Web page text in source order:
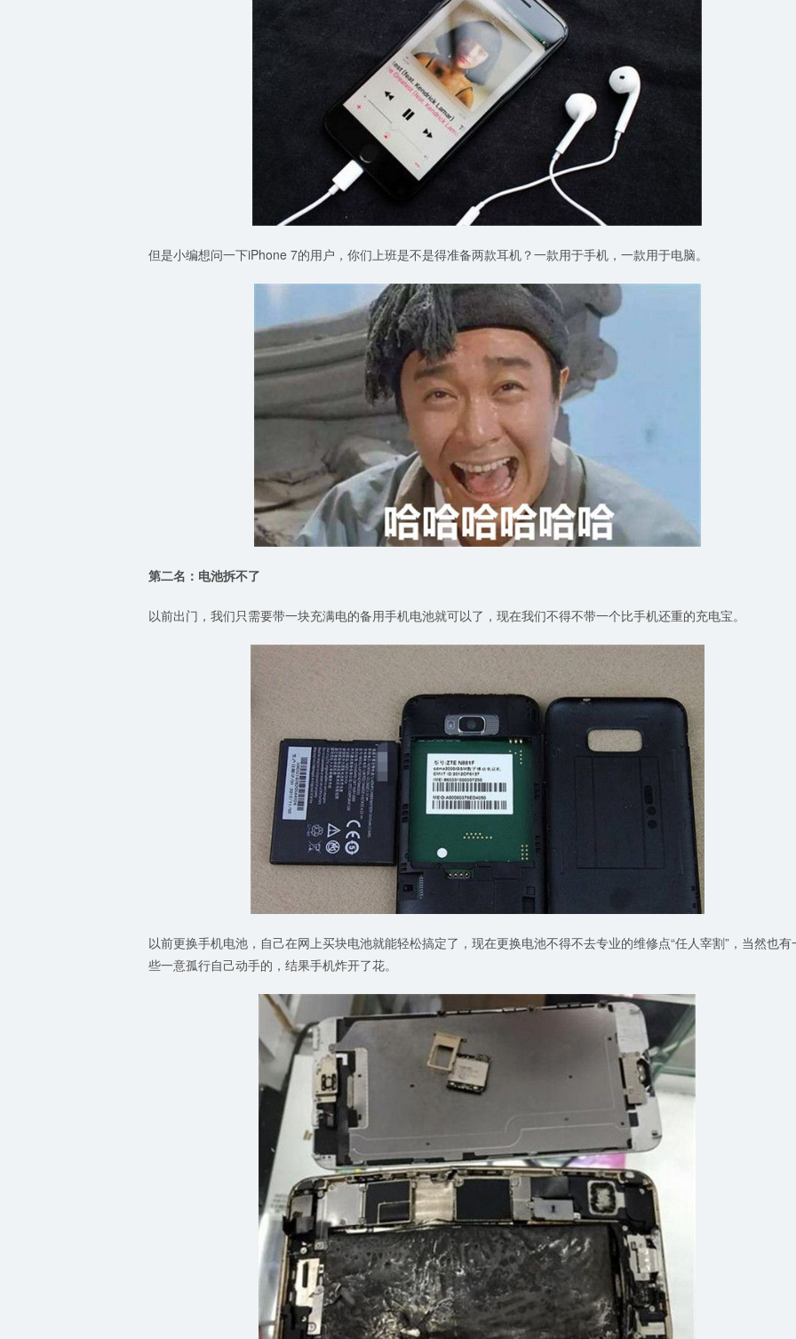
但是小编想问一下iPhone 7的用户，你们上班是不是得准备两款耳机？一款用于手机，一款用于电脑。
第二名：电池拆不了
以前出门，我们只需要带一块充满电的备用手机电池就可以了，现在我们不得不带一个比手机还重的充电宝。
以前更换手机电池，自己在网上买块电池就能轻松搞定了，现在更换电池不得不去专业的维修点“任人宰割”，当然也有
些一意孤行自己动手的，结果手机炸开了花。